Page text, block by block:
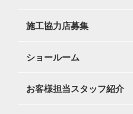
施工協力店募集
ショールーム
お客様担当スタッフ紹介